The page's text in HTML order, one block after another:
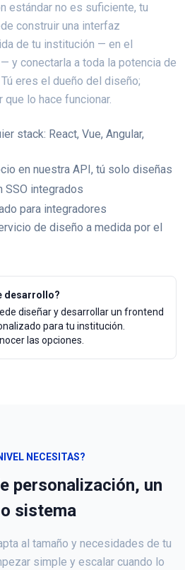
estándar no es suficiente, tu
construir una interfaz
de tu institución — en el
y conectarla a toda la potencia de
eres el dueño del diseño;
lo hace funcionar.
stack: React, Vue, Angular,
en nuestra API, tú solo diseñas
SSO integrados
para integradores
de diseño a medida por el
desarrollo?
diseñar y desarrollar un frontend
para tu institución.
las opciones.
NECESITAS?
personalización, un
sistema
al tamaño y necesidades de tu
simple y escalar cuando lo